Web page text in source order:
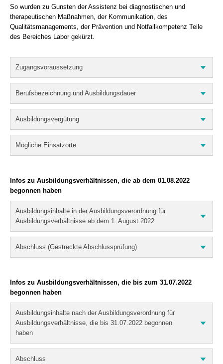
So wurden zu Gunsten der Assistenz bei diagnostischen und
therapeutischen Maßnahmen, der Kommunikation, des
Qualitätsmanagements, der Prävention und Notfallkompetenz Teile
des Bereiches Labor gekürzt.
Zugangsvoraussetzung
Berufsbezeichnung und Ausbildungsdauer
Ausbildungsvergütung
Mögliche Einsatzorte
Infos zu Ausbildungsverhältnissen, die ab dem 01.08.2022
begonnen haben
Ausbildungsinhalte in der Ausbildungsverordnung für
Ausbildungsverhältnisse ab dem 1. August 2022
Abschluss (Gestreckte Abschlussprüfung)
Infos zu Ausbildungsverhältnissen, die bis zum 31.07.2022
begonnen haben
Ausbildungsinhalte nach der Ausbildungsverordnung für
Ausbildungsverhältnisse, die bis 31.07.2022 begonnen
haben
Abschluss